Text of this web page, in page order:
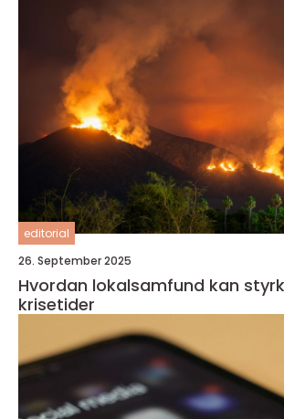
editorial
26. September 2025
Hvordan lokalsamfund kan
krisetider